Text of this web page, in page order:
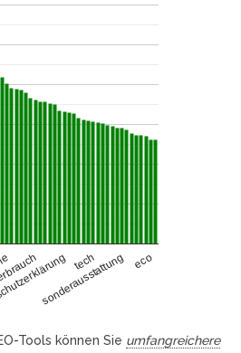
tech
sonderausstattung eco
Tools können Sie umfangreichere